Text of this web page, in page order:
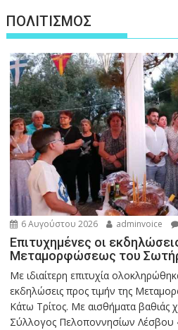
ΠΟΛΙΤΙΣΜΟΣ
6 Αυγούστου 2026 adminvoice
Επιτυχημένες οι
Μεταμορφώσεως του
Με ιδιαίτερη επιτυχία
εκδηλώσεις προς τιμήν της
Κάτω Τρίτος. Με αισθήματα βαθιάς
Σύλλογος Πελοποννησίων